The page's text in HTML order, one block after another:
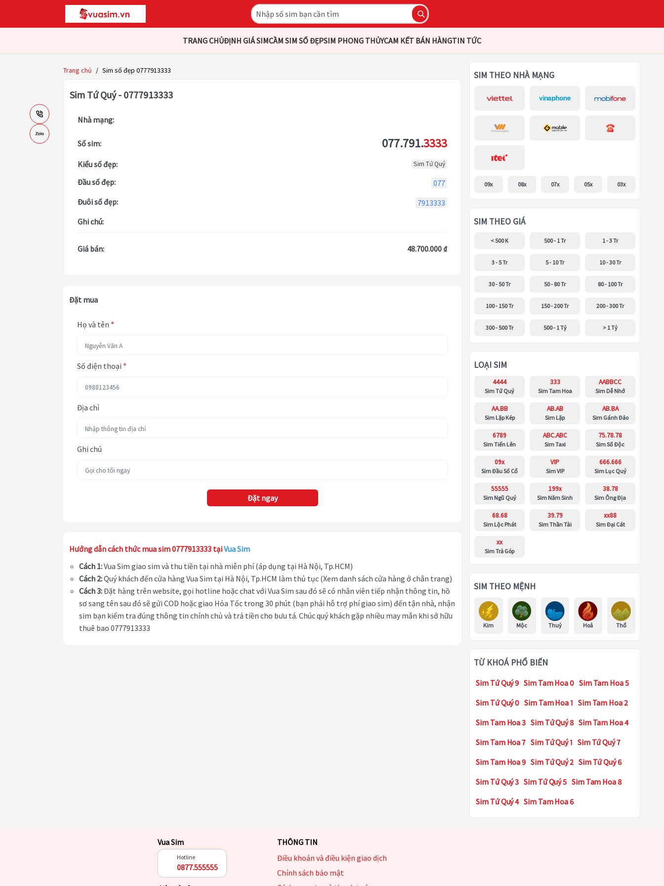
TRANG CHỦĐỊNH GIÁ SIMCẦM SIM SỐ ĐẸPSIM PHONG THỦYCAM KẾT BÁN HÀNGTIN TỨC
Trang chủ / Sim số đẹp 0777913333
Sim Tứ Quý - 0777913333
Nhà mạng:
Số sim: 077.791.3333
Kiểu số đẹp: Sim Tứ Quý
Đầu số đẹp:
077
Đuôi số đẹp:
7913333
Ghi chú:
Giá bán: 48.700.000 ₫
Đặt mua
Họ và tên *
Số điện thoại *
Địa chỉ
Ghi chú
Đặt ngay
Hướng dẫn cách thức mua sim 0777913333 tạiVua Sim
Cách 1:Vua Sim giao sim và thu tiền tại nhà miễn phí (áp dụng tại Hà Nội, Tp.HCM)
Cách 2:Quý khách đến cửa hàng Vua Sim tại Hà Nội, Tp.HCM làm thủ tục (Xem danh sách cửa hàng ở chân trang)
Cách 3:Đặt hàng trên website, gọi hotline hoặc chat với Vua Sim sau đó sẽ có nhân viên tiếp nhận thông tin, hồ
sơ sang tên sau đó sẽ gửi COD hoặc giao Hỏa Tốc trong 30 phút (bạn phải hỗ trợ phí giao sim) đến tận nhà, nhận
sim bạn kiểm tra đúng thông tin chính chủ và trả tiền cho bưu tá. Chúc quý khách gặp nhiều may mắn khi sở hữu
thuê bao 0777913333
SIM THEO NHÀ MẠNG
09x 08x 07x 05x 03x
SIM THEO GIÁ
< 500 K 500 - 1 Tr 1 - 3 Tr
3 - 5 Tr 5 - 10 Tr 10 - 30 Tr
30 - 50 Tr 50 - 80 Tr 80 - 100 Tr
100 - 150 Tr 150 - 200 Tr 200 - 300 Tr
300 - 500 Tr 500 - 1 Tỷ > 1 Tỷ
LOẠI SIM
4444
Sim Tứ Quý
333
Sim Tam Hoa
AABBCC
Sim Dễ Nhớ
AA.BB
Sim Lặp Kép
AB.AB
Sim Lặp
AB.BA
Sim Gánh Đảo
6789
Sim Tiến Lên
ABC.ABC
Sim Taxi
75.78.78
Sim Số Độc
09x
Sim Đầu Số Cổ
VIP
Sim VIP
666.666
Sim Lục Quý
55555
Sim Ngũ Quý
199x
Sim Năm Sinh
38.78
Sim Ông Địa
68.68
Sim Lộc Phát
39.79
Sim Thần Tài
xx88
Sim Đại Cát
xx
Sim Trả Góp
SIM THEO MỆNH
Kim Mộc Thuỷ Hoả Thổ
TỪ KHOÁ PHỔ BIẾN
Sim Tứ Quý 9 Sim Tam Hoa 0 Sim Tam Hoa 5
Sim Tứ Quý 0 Sim Tam Hoa 1 Sim Tam Hoa 2
Sim Tam Hoa 3 Sim Tứ Quý 8 Sim Tam Hoa 4
Sim Tam Hoa 7 Sim Tứ Quý 1 Sim Tứ Quý 7
Sim Tam Hoa 9 Sim Tứ Quý 2 Sim Tứ Quý 6
Sim Tứ Quý 3 Sim Tứ Quý 5 Sim Tam Hoa 8
Sim Tứ Quý 4 Sim Tam Hoa 6
Vua Sim
Hotline
0877.555555
THÔNG TIN
Điều khoản và điều kiện giao dịch
Chính sách bảo mật